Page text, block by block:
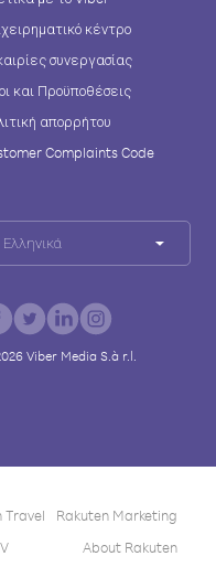
κέντρο
συνεργασίας
και Προϋποθέσεις
απορρήτου
Complaints Code
Ελληνικά
Viber Media S.à r.l.
Travel
Rakuten Marketing
About Rakuten